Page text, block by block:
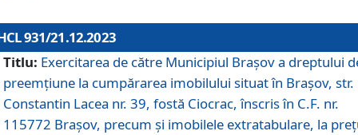
931/21.12.2023
Titlu: Exercitarea de către Municipiul Brașov a dreptului
preemțiune la cumpărarea imobilului situat în Brașov, str.
Constantin Lacea nr. 39, fostă Ciocrac, înscris în C.F. nr.
115772 Brașov, precum și imobilele extratabulare, la